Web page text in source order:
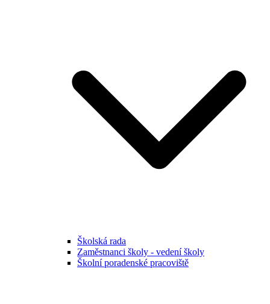
Školská rada
Zaměstnanci školy - vedení školy
Školní poradenské pracoviště